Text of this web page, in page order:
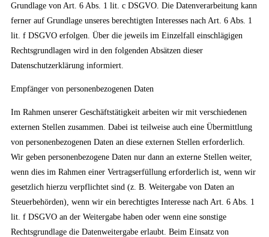
Grundlage von Art. 6 Abs. 1 lit. c DSGVO. Die Datenverarbeitung kann
ferner auf Grundlage unseres berechtigten Interesses nach Art. 6 Abs. 1
lit. f DSGVO erfolgen. Über die jeweils im Einzelfall einschlägigen
Rechtsgrundlagen wird in den folgenden Absätzen dieser
Datenschutzerklärung informiert.
Empfänger von personenbezogenen Daten
Im Rahmen unserer Geschäftstätigkeit arbeiten wir mit verschiedenen
externen Stellen zusammen. Dabei ist teilweise auch eine Übermittlung
von personenbezogenen Daten an diese externen Stellen erforderlich.
Wir geben personenbezogene Daten nur dann an externe Stellen weiter,
wenn dies im Rahmen einer Vertragserfüllung erforderlich ist, wenn wir
gesetzlich hierzu verpflichtet sind (z. B. Weitergabe von Daten an
Steuerbehörden), wenn wir ein berechtigtes Interesse nach Art. 6 Abs. 1
lit. f DSGVO an der Weitergabe haben oder wenn eine sonstige
Rechtsgrundlage die Datenweitergabe erlaubt. Beim Einsatz von